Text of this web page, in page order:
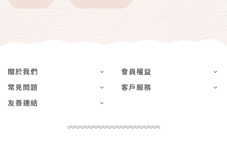
關於我們
會員權益
常見問題
客戶服務
友善連結